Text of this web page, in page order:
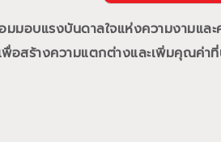
มอบแรงบันดาลใจแห่งความงามแล
อสร้างความแตกต่างและเพิ่มคุณค่า